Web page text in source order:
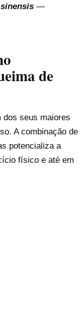
—
de
dos seus maiores
A combinação de
potencializa a
físico e até em